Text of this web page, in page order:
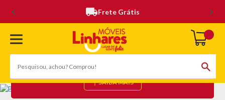
Frete Grátis
TELEFONIA
SAIBA MAIS